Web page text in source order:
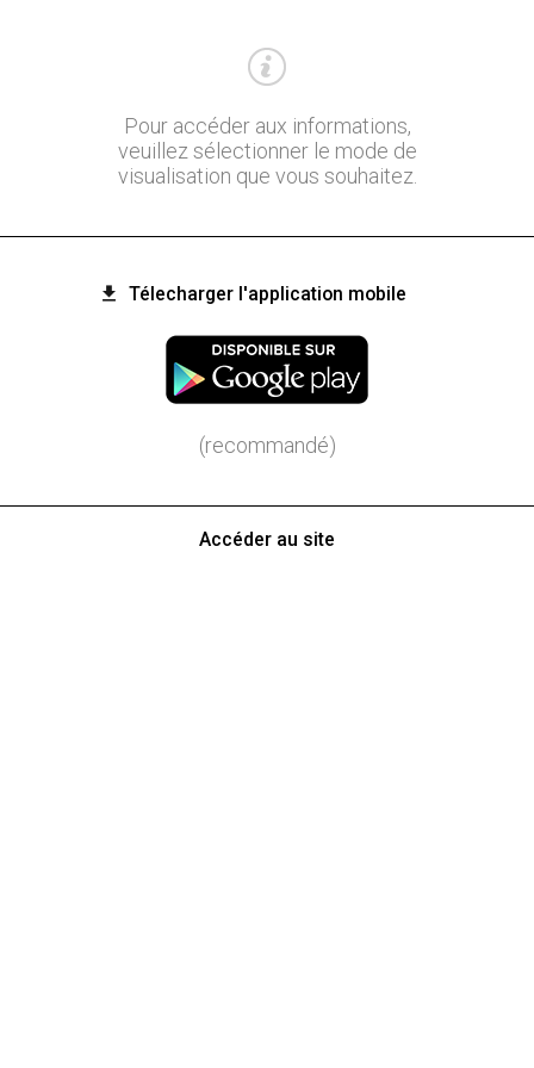
Pour accéder aux informations,
veuillez sélectionner le mode de
visualisation que vous souhaitez.
Télecharger l'application mobile
(recommandé)
Accéder au site